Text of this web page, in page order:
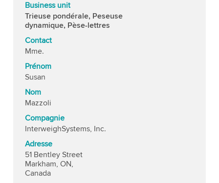
Business unit
Trieuse pondérale, Peseuse
dynamique, Pèse-lettres
Contact
Mme.
Prénom
Susan
Nom
Mazzoli
Compagnie
InterweighSystems, Inc.
Adresse
51 Bentley Street
Markham, ON,
Canada